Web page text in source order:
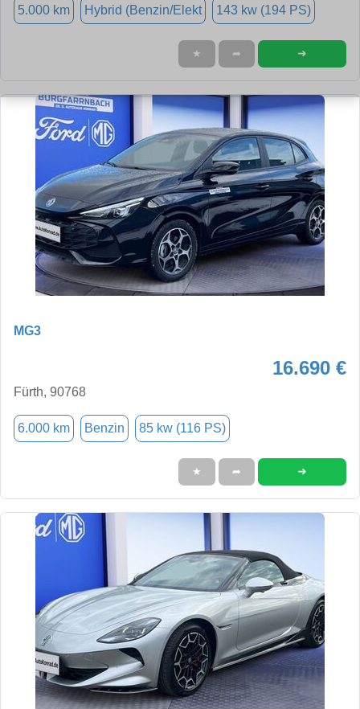
5.000 km Hybrid (Benzin/Elekt 143 kw (194 PS)
★ ➦ ➜
MG3
16.690 €
Fürth, 90768
6.000 km Benzin 85 kw (116 PS)
★ ➦ ➜